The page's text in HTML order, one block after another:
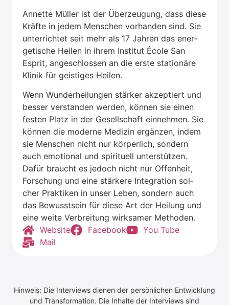
Annet­te Mül­ler ist der Über­zeu­gung, dass die­se
Kräf­te in jedem Men­schen vor­han­den sind. Sie
unter­rich­tet seit mehr als 17 Jah­ren das ener­
ge­ti­sche Hei­len in ihrem Insti­tut Éco­le San
Esprit, ange­schlos­sen an die ers­te sta­tio­nä­re
Kli­nik für geis­ti­ges Hei­len.
Wenn Wun­der­hei­lun­gen stär­ker akzep­tiert und
bes­ser ver­stan­den wer­den, kön­nen sie einen
fes­ten Platz in der Gesell­schaft ein­neh­men. Sie
kön­nen die moder­ne Medi­zin ergän­zen, indem
sie Men­schen nicht nur kör­per­lich, son­dern
auch emo­tio­nal und spi­ri­tu­ell unter­stüt­zen.
Dafür braucht es jedoch nicht nur Offen­heit,
For­schung und eine stär­ke­re Inte­gra­ti­on sol­
cher Prak­ti­ken in unser Leben, son­dern auch
das Bewusst­sein für die­se Art der Hei­lung und
eine wei­te Ver­brei­tung wirk­sa­mer Metho­den.
Web­site
Face­book
You Tube
Mail
Hinweis: Die Interviews dienen der persönlichen Entwicklung
und Transformation. Die Inhalte der Interviews sind